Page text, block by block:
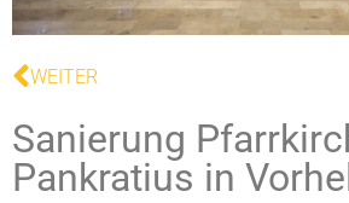
WEITER
Sanierung
Pankratius in